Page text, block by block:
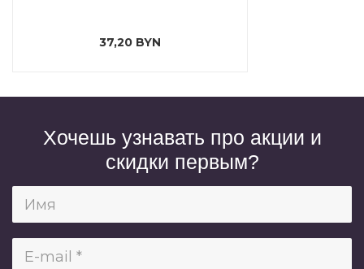
37,20 BYN
Хочешь узнавать про акции и
скидки первым?